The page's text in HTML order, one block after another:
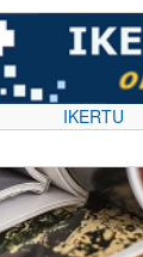
IKERTU